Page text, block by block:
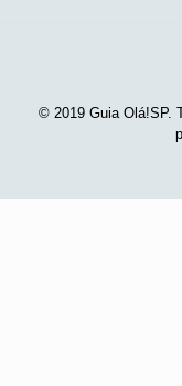
© 2019 Guia Olá!SP.